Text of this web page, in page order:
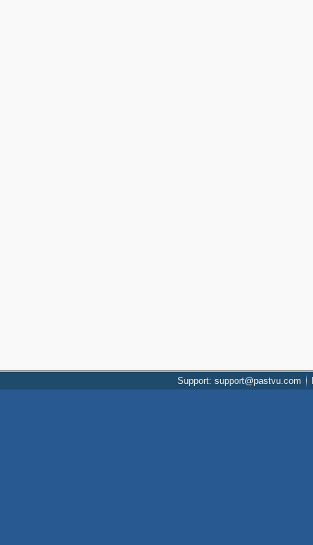
Support: support@pastvu.com